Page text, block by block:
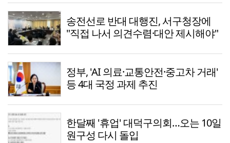
송전선로 반대 대행진, 서구청장에
"직접 나서 의견수렴·대안 제시해야"
정부, 'AI 의료·교통안전·중고차 거래'
등 4대 국정 과제 추진
한달째 '휴업' 대덕구의회…오는 10일
원구성 다시 돌입